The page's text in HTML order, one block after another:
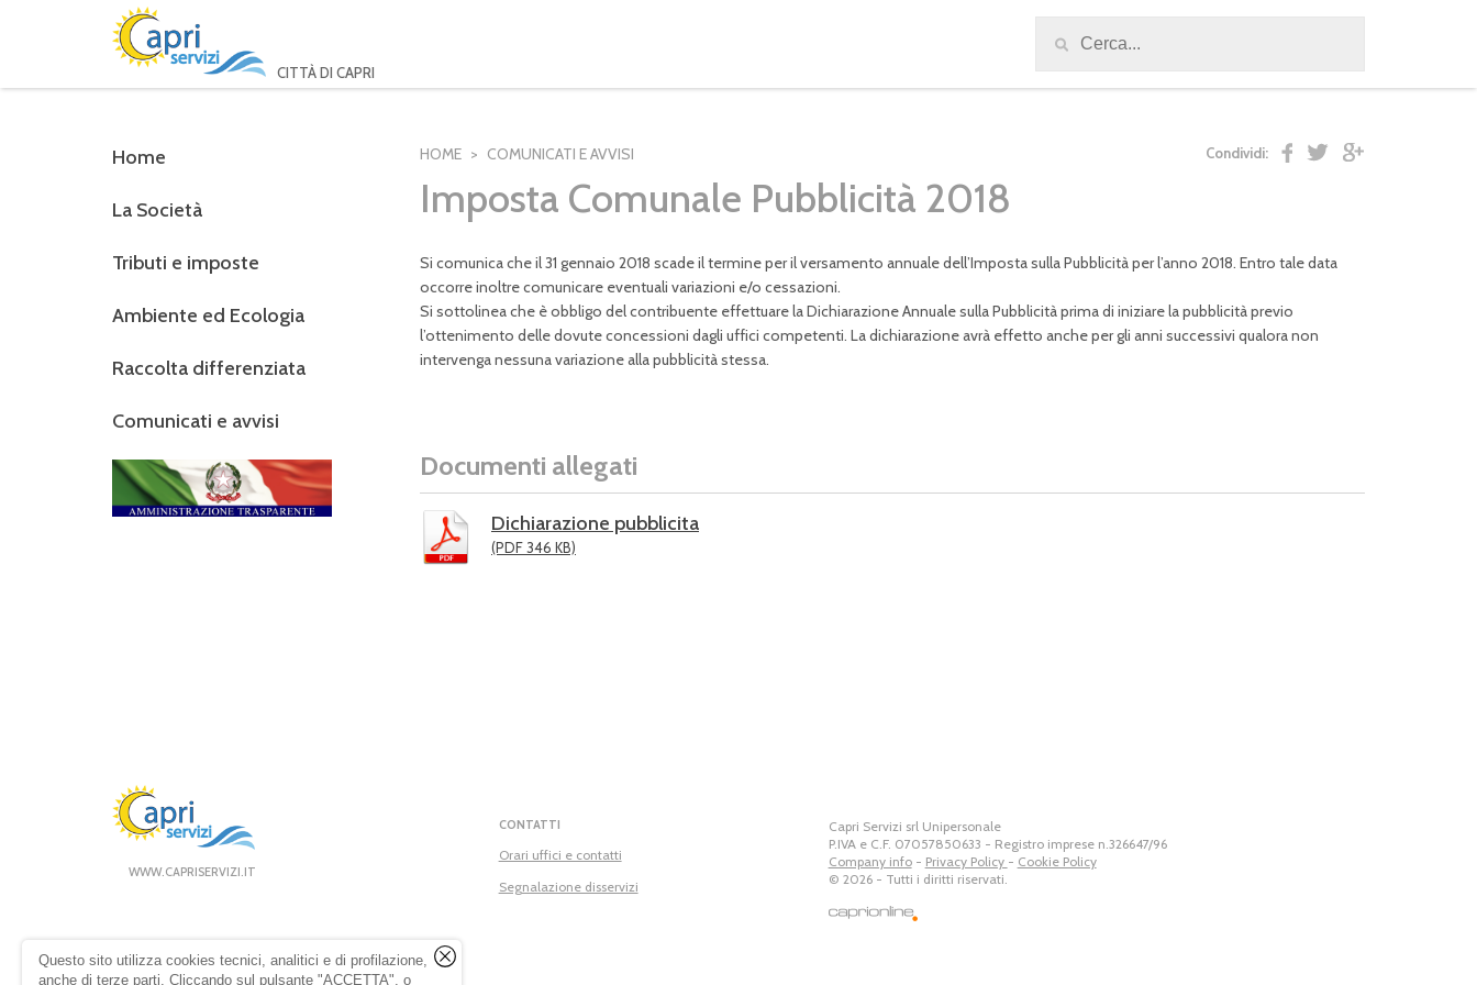
CITTÀ DI CAPRI
Condividi:
HOME COMUNICATI E AVVISI
Imposta Comunale Pubblicità 2018
Si comunica che il 31 gennaio 2018 scade il termine per il versamento annuale dell’Imposta sulla Pubblicità per l’anno 2018. Entro tale data
occorre inoltre comunicare eventuali variazioni e/o cessazioni.
Si sottolinea che è obbligo del contribuente effettuare la Dichiarazione Annuale sulla Pubblicità prima di iniziare la pubblicità previo
l’ottenimento delle dovute concessioni dagli uffici competenti. La dichiarazione avrà effetto anche per gli anni successivi qualora non
intervenga nessuna variazione alla pubblicità stessa.
Documenti allegati
Dichiarazione pubblicita
(PDF 346 KB)
Home
La Società
Tributi e imposte
Ambiente ed Ecologia
Raccolta differenziata
Comunicati e avvisi
WWW.CAPRISERVIZI.IT
CONTATTI
Orari uffici e contatti
Segnalazione disservizi
Capri Servizi srl Unipersonale
P.IVA e C.F. 07057850633 - Registro imprese n.326647/96
Company info- Privacy Policy - Cookie Policy
© 2026 - Tutti i diritti riservati.
Capri Servizi srl Unipersonale
Sede legale: Piazza Umberto I n.9 - 80073 - Capri - PEC
Questo sito utilizza cookies tecnici, analitici e di profilazione,
anche di terze parti. Cliccando sul pulsante "ACCETTA", o